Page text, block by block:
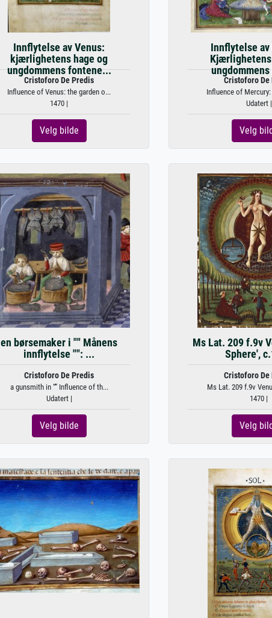
Innflytelse av Venus:
kjærlighetens hage og
ungdommens fontene...
Cristoforo De Predis
Influence of Venus: the garden o...
1470 |
Velg bilde
Innflytelse
Kjærlighetens
Cristoforo De
Influence of
Udatert |
Velg
en børsemaker i "" Månens
innflytelse "": ...
Cristoforo De Predis
a gunsmith in “” Influence of th...
Udatert |
Velg bilde
Ms Lat. 209 f.9v
Sphere',
Cristoforo De
Ms Lat. 209 f.9v
1470 |
Velg